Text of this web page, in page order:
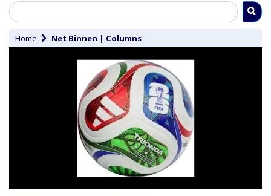
Home Net Binnen | Columns